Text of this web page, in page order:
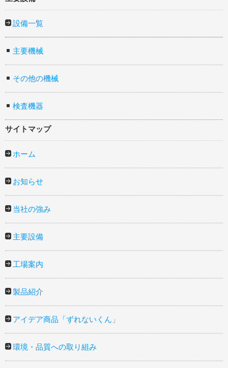
設備一覧
主要機械
その他の機械
検査機器
サイトマップ
ホーム
お知らせ
当社の強み
主要設備
工場案内
製品紹介
アイデア商品「ずれないくん」
環境・品質への取り組み